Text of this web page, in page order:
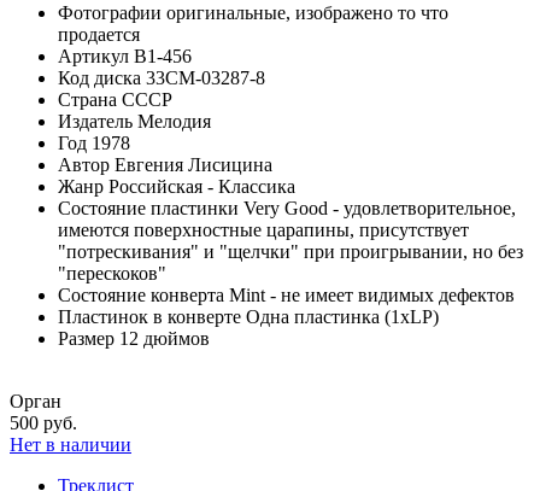
Фотографии оригинальные, изображено то что
продается
Артикул B1-456
Код диска 33CM-03287-8
Страна СССР
Издатель Мелодия
Год 1978
Автор Евгения Лисицина
Жанр Российская - Классика
Состояние пластинки Very Good - удовлетворительное,
имеются поверхностные царапины, присутствует
"потрескивания" и "щелчки" при проигрывании, но без
"перескоков"
Состояние конверта Mint - не имеет видимых дефектов
Пластинок в конверте Одна пластинка (1xLP)
Размер 12 дюймов
Орган
500 руб.
Нет в наличии
Треклист